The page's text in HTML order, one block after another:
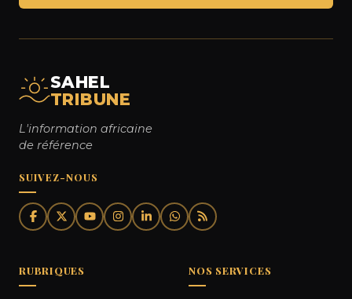
SAHEL
TRIBUNE
L'information africaine
de référence
SUIVEZ-NOUS
RUBRIQUES NOS SERVICES